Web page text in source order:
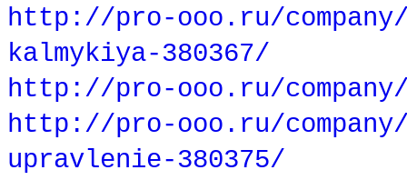
http://pro-ooo.ru/
kalmykiya-380367/
http://pro-ooo.ru/
http://pro-ooo.ru/
upravlenie-380375/